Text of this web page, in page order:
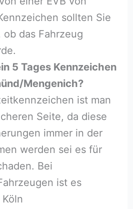
sollten Sie
das Fahrzeug
5 Tages Kennzeichen
Mengenich?
ist man
Seite, da diese
immer in der
werden sei es für
Bei
ist es